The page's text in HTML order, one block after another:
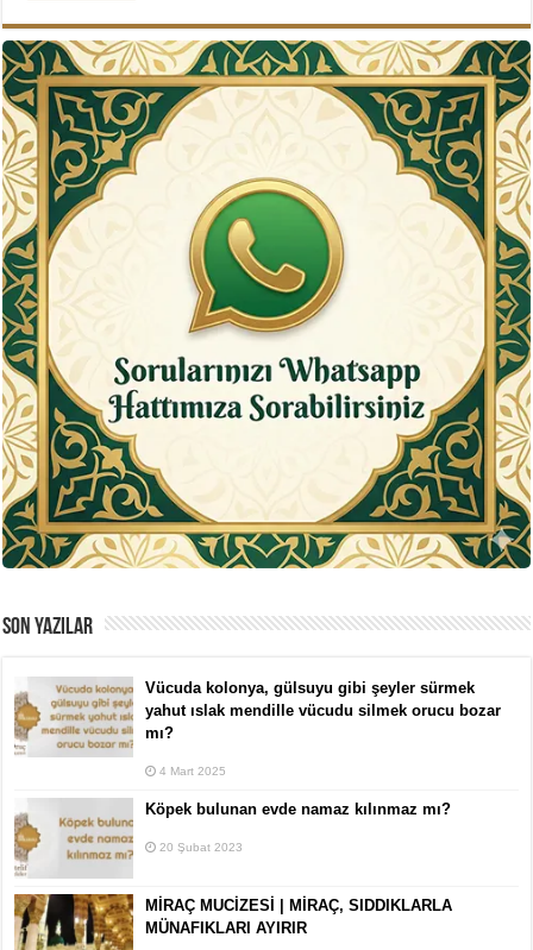
SON YAZILAR
Vücuda kolonya, gülsuyu gibi şeyler sürmek
yahut ıslak mendille vücudu silmek orucu bozar
mı?
4 Mart 2025
Köpek bulunan evde namaz kılınmaz mı?
20 Şubat 2023
MİRAÇ MUCİZESİ | MİRAÇ, SIDDIKLARLA
MÜNAFIKLARI AYIRIR